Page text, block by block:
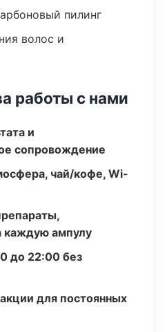
пилинг
волос и
работы с нами
и
сопровождение
чай/кофе, Wi-
каждую ампулу
до 22:00 без
для постоянных